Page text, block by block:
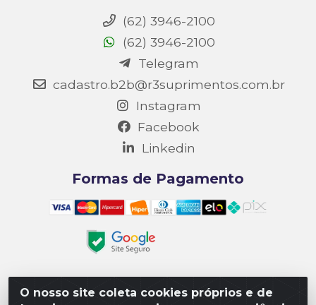
O nosso site coleta cookies próprios e de
(62) 3946-2100
(62) 3946-2100
Telegram
cadastro.b2b@r3suprimentos.com.br
Instagram
Facebook
Linkedin
Formas de Pagamento
Matriz R3 Suprimentos - Rua 14, Polo Empresarial Goiás